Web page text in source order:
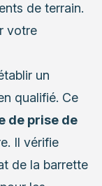
de terrain.
votre
un
qualifié. Ce
de prise de
Il vérifie
de la barrette